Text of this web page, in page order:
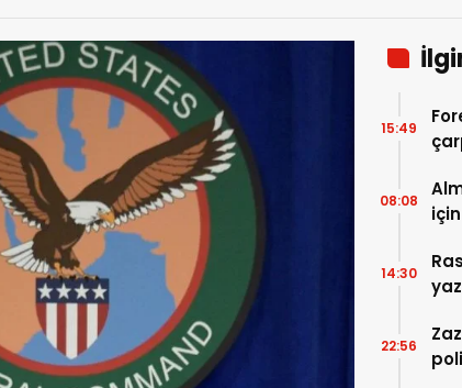
15:49
08:08
yazarlar
14:30
22:56